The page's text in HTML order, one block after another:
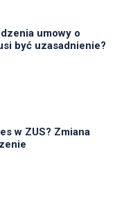
umowy o
być uzasadnienie?
w ZUS? Zmiana